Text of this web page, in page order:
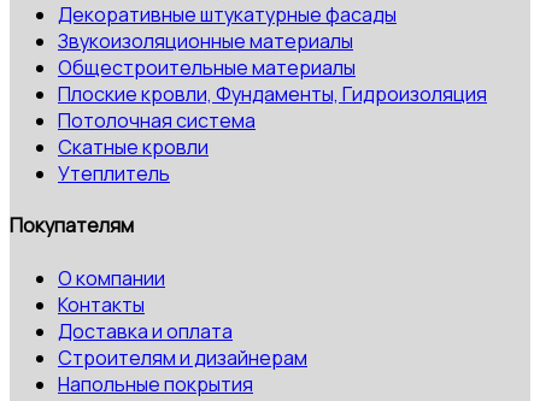
Декоративные штукатурные фасады
Звукоизоляционные материалы
Общестроительные материалы
Плоские кровли, Фундаменты, Гидроизоляция
Потолочная система
Скатные кровли
Утеплитель
Покупателям
О компании
Контакты
Доставка и оплата
Строителям и дизайнерам
Напольные покрытия